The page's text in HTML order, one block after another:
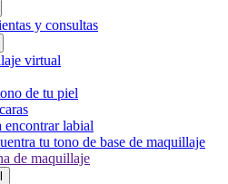
y consultas
virtual
de tu piel
encontrar labial
tu tono de base de maquillaje
de maquillaje